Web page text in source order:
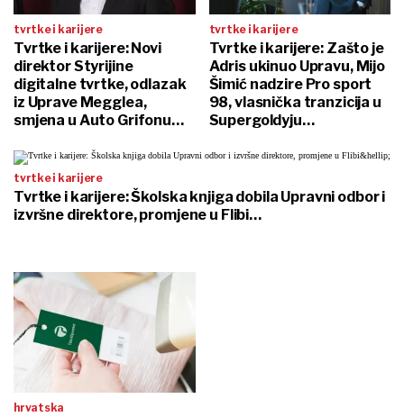
tvrtke i karijere
Tvrtke i karijere: Novi
direktor Styrijine
digitalne tvrtke, odlazak
iz Uprave Megglea,
smjena u Auto Grifonu…
tvrtke i karijere
Tvrtke i karijere: Zašto je
Adris ukinuo Upravu, Mijo
Šimić nadzire Pro sport
98, vlasnička tranzicija u
Supergoldyju…
tvrtke i karijere
Tvrtke i karijere: Školska knjiga dobila Upravni odbor i
izvršne direktore, promjene u Flibi…
hrvatska